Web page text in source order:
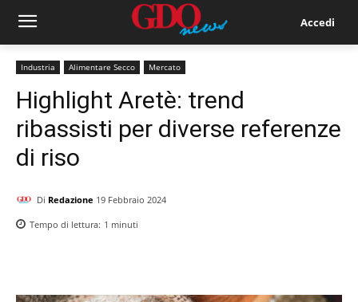
Accedi
Industria Alimentare Secco Mercato
Highlight Aretè: trend
ribassisti per diverse referenze
di riso
Di Redazione 19 Febbraio 2024
Tempo di lettura: 1 minuti